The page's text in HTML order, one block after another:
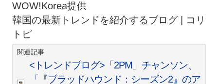
WOW!Korea提供
韓国の最新トレンドを紹介するブログ | コリ
トピ
関連記事
<トレンドブログ>「2PM」チャンソン、
「『ブラッドハウンド：シーズン2』のア